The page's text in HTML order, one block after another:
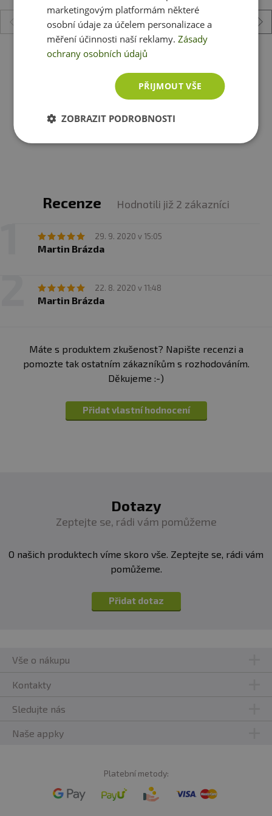
Upozornění:Materiál plast (BPA free), není vhodné pro
teplé nápoje a mytí v myčce nádobí.
BioTechUSA šejkr Wave 600 ml
89 Kč
sklademihned k expedici
Recenze Hodnotili již 2 zákazníci
29. 9. 2020 v 15:05
Martin Brázda
22. 8. 2020 v 11:48
Martin Brázda
Máte s produktem zkušenost? Napište recenzi a
pomozte tak ostatním zákazníkům s rozhodováním.
Děkujeme :-)
Přidat vlastní hodnocení
Dotazy
Zeptejte se, rádi vám pomůžeme
O našich produktech víme skoro vše. Zeptejte se, rádi vám
pomůžeme.
Přidat dotaz
Vše o nákupu
Kontakty
Sledujte nás
Naše appky
Platební metody:
marketingovým platformám některé
osobní údaje za účelem personalizace a
měření účinnosti naší reklamy.Zásady
ochrany osobních údajů
PŘIJMOUT VŠE
ZOBRAZIT PODROBNOSTI